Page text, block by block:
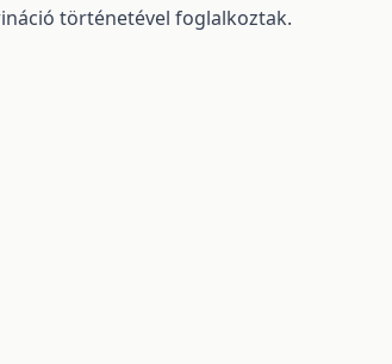
történetével foglalkoztak.